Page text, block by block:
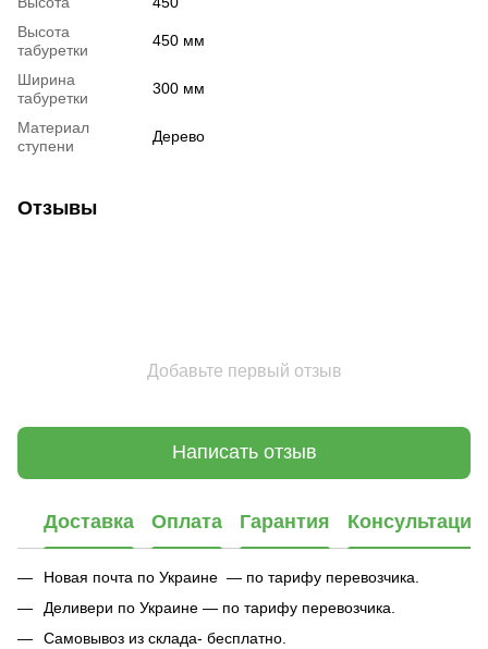
Высота
табуретки
450 мм
Ширина
табуретки
300 мм
Материал
ступени
Дерево
Отзывы
Добавьте первый отзыв
Написать отзыв
Доставка Оплата Гарантия Консультация
Новая почта по Украине — по тарифу перевозчика.
Деливери по Украине — по тарифу перевозчика.
Самовывоз из склада- бесплатно.